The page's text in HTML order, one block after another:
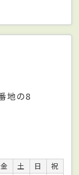
地の8
金 土 日
祝